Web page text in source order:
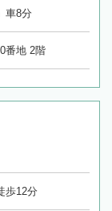
車8分
番地 2階
歩12分